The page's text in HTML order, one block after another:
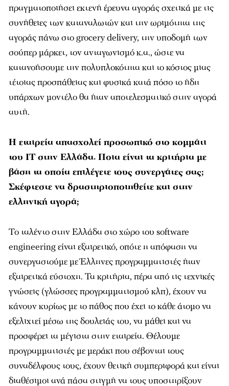
πραγματοποιήσει εκτενή έρευνα αγοράς σχετικά με τις
συνήθειες των καταναλωτών και την ωριμότητα της
αγοράς πάνω στο grocery delivery, την υποδομή των
σούπερ μάρκετ, τον ανταγωνισμό κ.α., ώστε να
κατανοήσουμε την πολυπλοκότητα και το κόστος μιας
τέτοιας προσπάθειας και φυσικά κατά πόσο το ήδη
υπάρχων μοντέλο θα ήταν αποτελεσματικό στην αγορά
αυτή.
H εταιρεία απασχολεί προσωπικό στο κομμάτι
του IT στην Ελλάδα. Ποια είναι τα κριτήρια με
βάση τα οποία επιλέγετε τους συνεργάτες σας;
Σκέφτεστε να δραστηριοποιηθείτε και στην
ελληνική αγορά;
Το ταλέντο στην Ελλάδα στο χώρο του software
engineering είναι εξαιρετικό, οπότε η απόφαση να
συνεργαστούμε με Έλληνες προγραμματιστές ήταν
εξαιρετικά εύστοχη. Τα κριτήρια, πέρα από τις τεχνικές
γνώσεις (γλώσσες προγραμματισμού κλπ), έχουν να
κάνουν κυρίως με το πάθος που έχει το κάθε άτομο να
εξελιχτεί μέσω της δουλειάς του, να μάθει και να
προσφέρει τα μέγιστα στην εταιρεία. Θέλουμε
προγραμματιστές με μεράκι που σέβονται τους
συναδέλφους τους, έχουν θετική συμπεριφορά και είναι
διαθέσιμοι ανά πάσα στιγμή να τους υποστηρίξουν